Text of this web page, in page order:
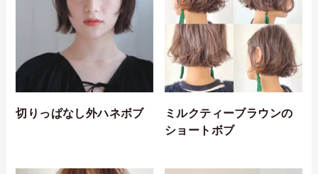
切りっぱなし外ハネボブ
ミルクティーブラウンの
ショートボブ